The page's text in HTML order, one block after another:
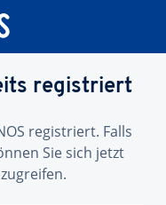
registriert
registriert. Falls
Sie sich jetzt